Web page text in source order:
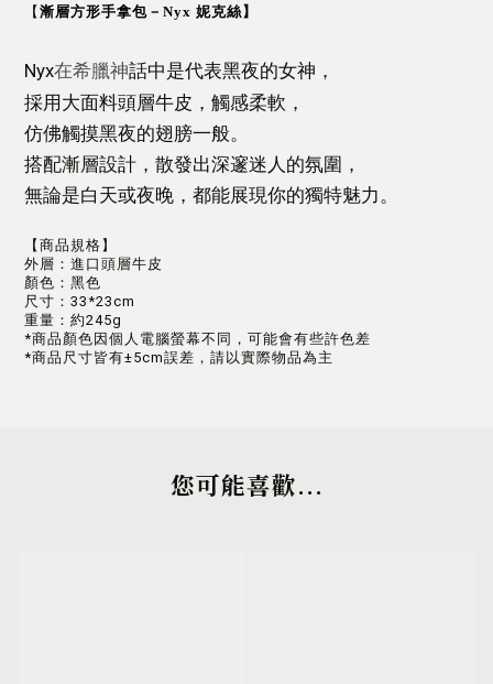
【 漸層方形手拿包－Nyx 妮克絲 】
Nyx在希臘神話中是代表黑夜的女神，
採用大面料頭層牛皮，觸感柔軟，
仿佛觸摸黑夜的翅膀一般。
搭配漸層設計，散發出深邃迷人的氛圍，
無論是白天或夜晚，都能展現你的獨特魅力。
【商品規格】
外層：進口頭層牛皮
顏色：黑色
尺寸：33*23cm
重量：約245g
*商品顏色因個人電腦螢幕不同，可能會有些許色差
*商品尺寸皆有±5cm誤差，請以實際物品為主
您可能喜歡...